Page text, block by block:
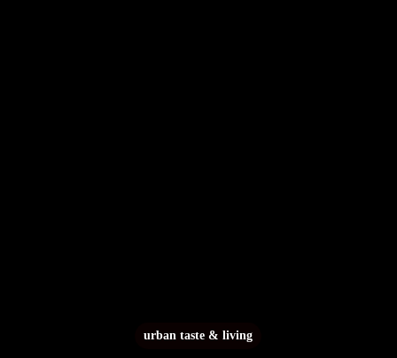
urban taste & living